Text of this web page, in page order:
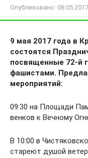
Опубликовано: 08.05.2017
9 мая 2017 года в
состоятся
посвященные 72-й
фашистами.
мероприятий:
09:30 на Площади
венков к Вечному
В 10:00 в
стареют душой